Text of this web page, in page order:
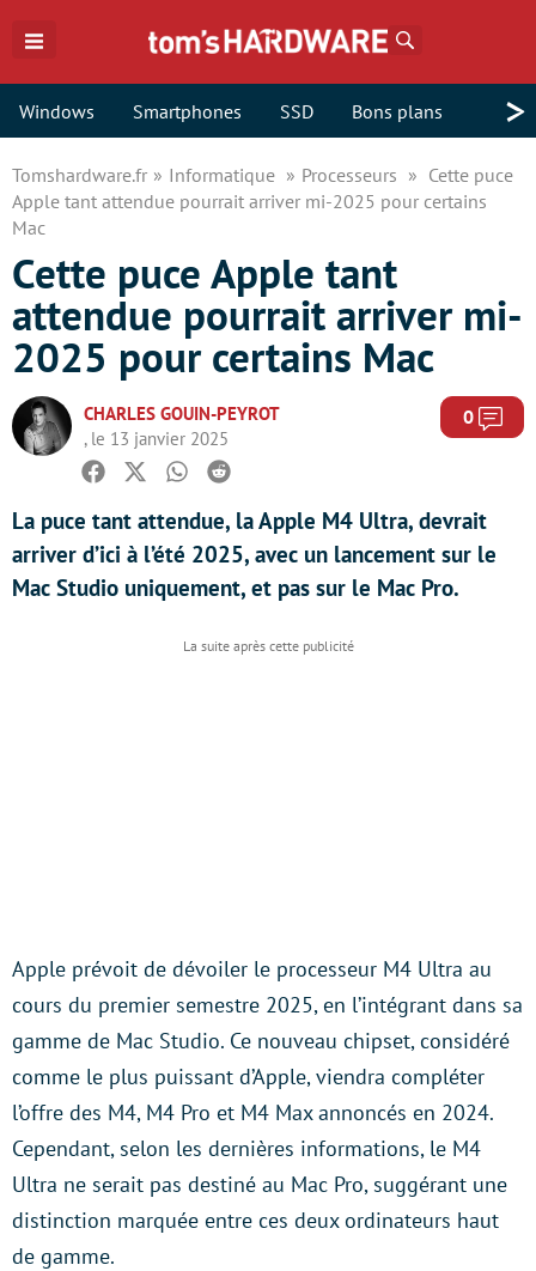
Windows Smartphones SSD Bons plans >
Tomshardware.fr Informatique Processeurs
Cette puce
Apple tant attendue pourrait arriver mi-2025 pour certains
Mac
Cette puce Apple tant
attendue pourrait arriver mi-
2025 pour certains Mac
CHARLES GOUIN-PEYROT
, le 13 janvier 2025
0
Facebook
TwitterWhatsapp
Reddit
La puce tant attendue, la Apple M4 Ultra, devrait
arriver d’ici à l’été 2025, avec un lancement sur le
Mac Studio uniquement, et pas sur le Mac Pro.
Apple prévoit de dévoiler le processeur M4 Ultra au
cours du premier semestre 2025, en l’intégrant dans sa
gamme de Mac Studio. Ce nouveau chipset, considéré
comme le plus puissant d’Apple, viendra compléter
l’offre des M4, M4 Pro et M4 Max annoncés en 2024.
Cependant, selon les dernières informations, le M4
Ultra ne serait pas destiné au Mac Pro, suggérant une
distinction marquée entre ces deux ordinateurs haut
de gamme.